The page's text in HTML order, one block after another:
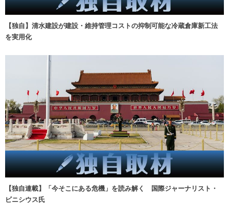
【独自】清水建設が建設・維持管理コストの抑制可能な冷蔵倉庫新工法
を実用化
【独自連載】「今そこにある危機」を読み解く 国際ジャーナリスト・
ビニシウス氏